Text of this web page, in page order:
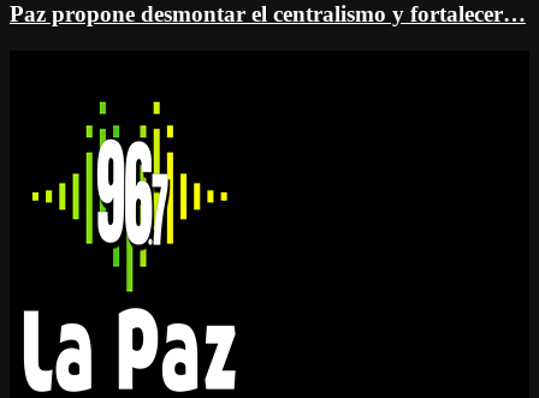
Paz propone desmontar el centralismo y fortalecer…